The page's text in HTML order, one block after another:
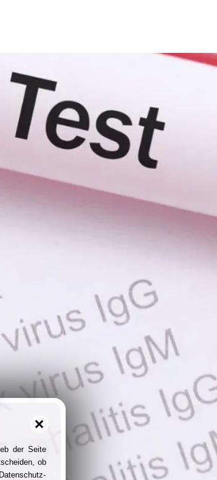
der Seite
ob